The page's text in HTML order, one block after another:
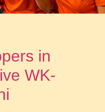
in
WK-